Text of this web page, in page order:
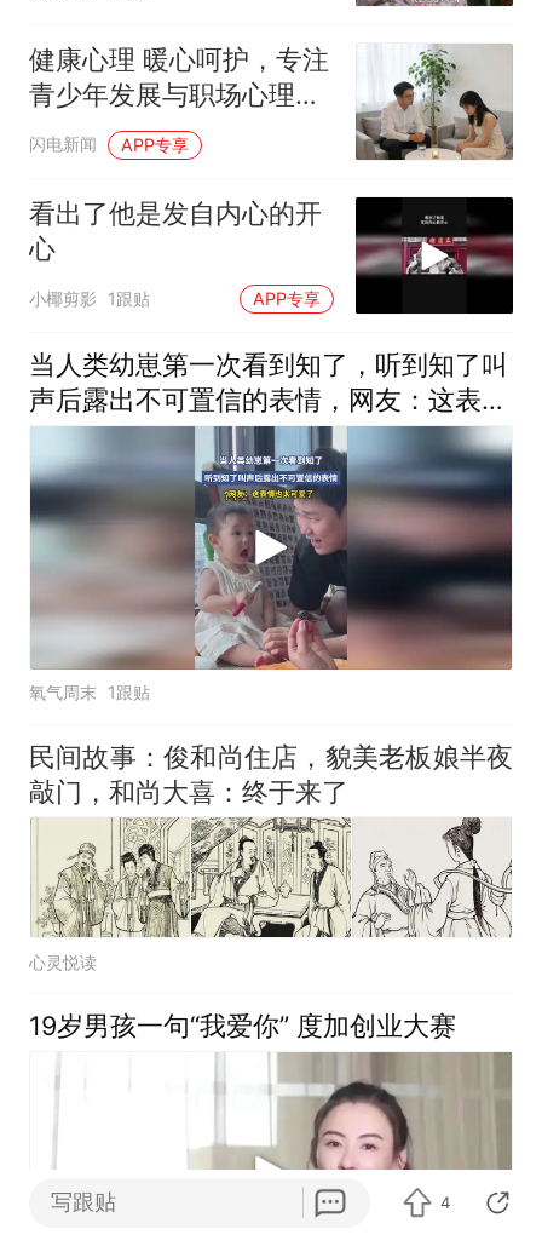
健康心理 暖心呵护，专注
青少年发展与职场心理赋
能
闪电新闻 APP专享
看出了他是发自内心的开
心
小椰剪影 1跟贴 APP专享
当人类幼崽第一次看到知了，听到知了叫
声后露出不可置信的表情，网友：这表情
也太可爱了
氧气周末 1跟贴
民间故事：俊和尚住店，貌美老板娘半夜
敲门，和尚大喜：终于来了
心灵悦读
19岁男孩一句“我爱你” 度加创业大赛
写跟贴 4